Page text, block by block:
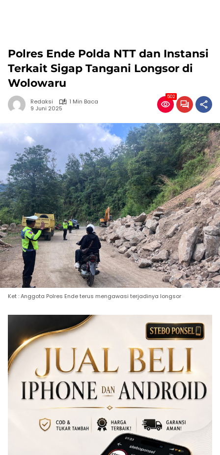
Polres Ende Polda NTT dan Instansi
Terkait Sigap Tangani Longsor di
Wolowaru
Redaksi
1 Min Baca
9 Juni 2025
502
Ket : Anggota Polres Ende terus mengawasi terjadinya longsor